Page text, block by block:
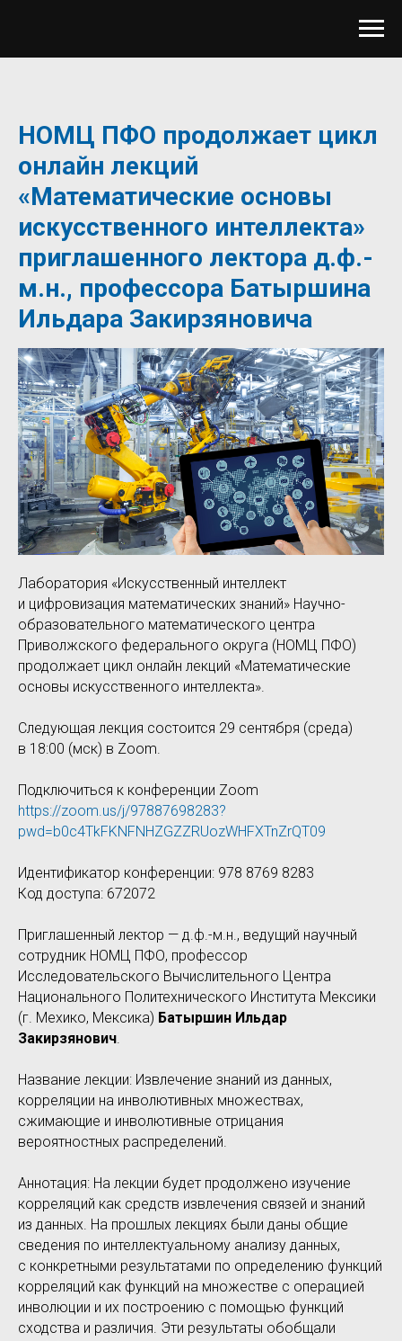
НОМЦ ПФО продолжает цикл
онлайн лекций
«Математические основы
искусственного интеллекта»
приглашенного лектора д.ф.-
м.н., профессора Батыршина
Ильдара Закирзяновича
Лаборатория «Искусственный интеллект
и цифровизация математических знаний» Научно-
образовательного математического центра
Приволжского федерального округа (НОМЦ ПФО)
продолжает цикл онлайн лекций «Математические
основы искусственного интеллекта».
Следующая лекция состоится 29 сентября (среда)
в 18:00 (мск) в Zoom.
Подключиться к конференции Zoom
https://zoom.us/j/97887698283?
pwd=b0c4TkFKNFNHZGZZRUozWHFXTnZrQT09
Идентификатор конференции: 978 8769 8283
Код доступа: 672072
Приглашенный лектор — д.ф.-м.н., ведущий научный
сотрудник НОМЦ ПФО, профессор
Исследовательского Вычислительного Центра
Национального Политехнического Института Мексики
(г. Мехико, Мексика) Батыршин Ильдар
Закирзянович
Название лекции: Извлечение знаний из данных,
корреляции на инволютивных множествах,
сжимающие и инволютивные отрицания
вероятностных распределений.
Аннотация: На лекции будет продолжено изучение
корреляций как средств извлечения связей и знаний
из данных. На прошлых лекциях были даны общие
сведения по интеллектуальному анализу данных,
с конкретными результатами по определению функций
корреляций как функций на множестве с операцией
инволюции и их построению с помощью функций
сходства и различия. Эти результаты обобщали